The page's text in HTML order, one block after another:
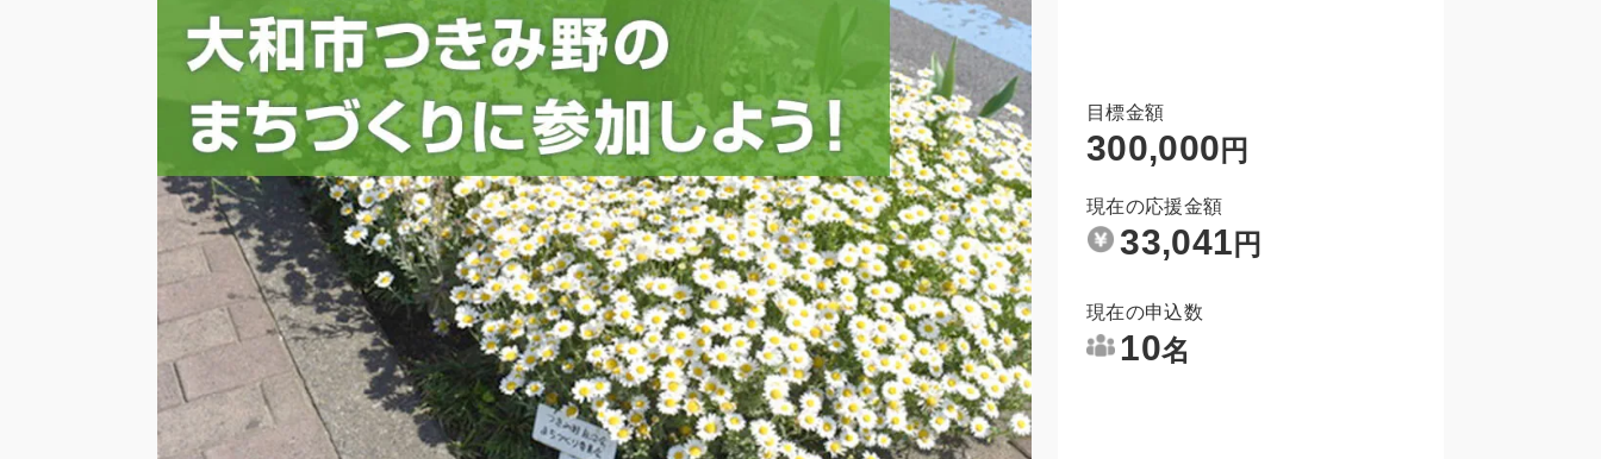
目標金額
300,000 円
現在の応援金額
33,041 円
現在の申込数
10名